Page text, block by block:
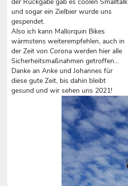
und sogar ein Zielbier wurde uns
gespendet.
Also ich kann Mallorquin Bikes
wärmstens weiterempfehlen, auch in
der Zeit von Corona werden hier alle
Sicherheitsmaßnahmen getroffen…
Danke an Anke und Johannes für
diese gute Zeit, bis dahin bleibt
gesund und wir sehen uns 2021!